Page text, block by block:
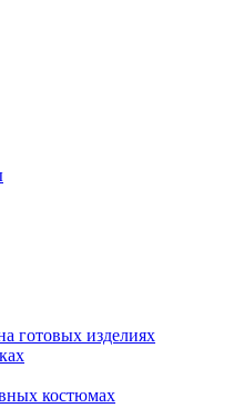
готовых изделиях
костюмах